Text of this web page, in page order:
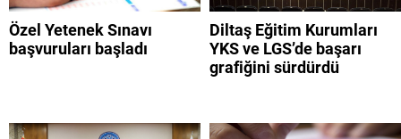
Özel Yetenek Sınavı
başvuruları başladı
Diltaş Eğitim Kurumları
YKS ve LGS’de başarı
grafiğini sürdürdü